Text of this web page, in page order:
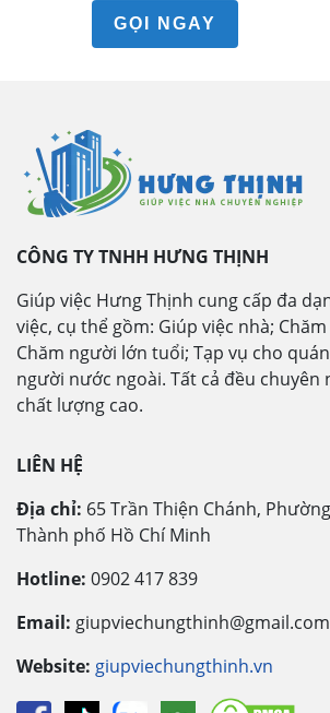
GỌI NGAY
CÔNG TY TNHH HƯNG THỊNH
Giúp việc Hưng Thịnh cung cấp đa
việc, cụ thể gồm: Giúp việc nhà;
Chăm người lớn tuổi; Tạp vụ cho
người nước ngoài. Tất cả đều chuyên
chất lượng cao.
LIÊN HỆ
Địa chỉ: 65 Trần Thiện Chánh,
Thành phố Hồ Chí Minh
Hotline: 0902 417 839
Email: giupviechungthinh@gmail.com
Website: giupviechungthinh.vn